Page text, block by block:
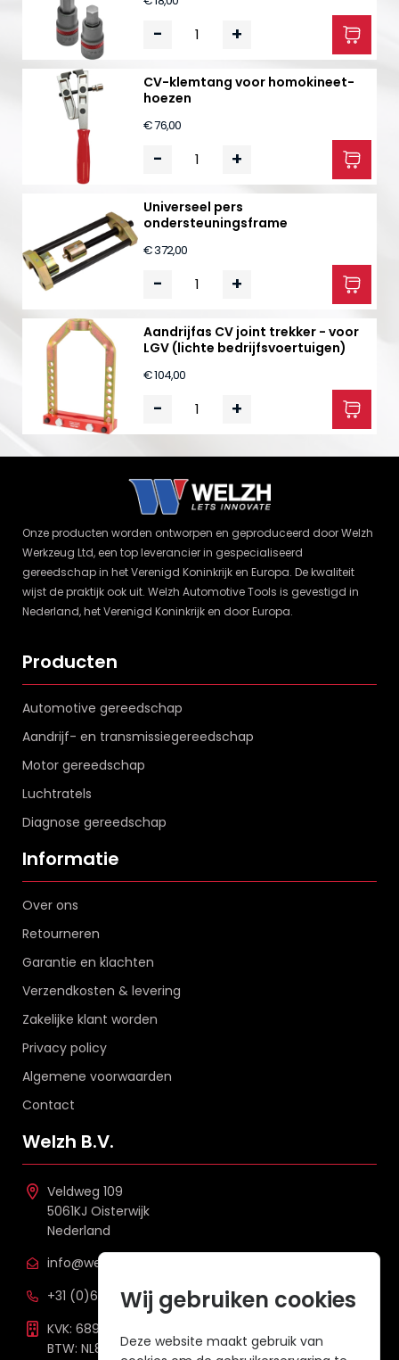
- +
CV-klemtang voor homokineet-
hoezen
€ 76,00
- +
Universeel pers
ondersteuningsframe
€ 372,00
- +
Aandrijfas CV joint trekker - voor
LGV (lichte bedrijfsvoertuigen)
€ 104,00
- +
Onze producten worden ontworpen en geproduceerd door Welzh
Werkzeug Ltd, een top leverancier in gespecialiseerd
gereedschap in het Verenigd Koninkrijk en Europa. De kwaliteit
wijst de praktijk ook uit. Welzh Automotive Tools is gevestigd in
Nederland, het Verenigd Koninkrijk en door Europa.
Producten
Automotive gereedschap
Aandrijf- en transmissiegereedschap
Motor gereedschap
Luchtratels
Diagnose gereedschap
Informatie
Over ons
Retourneren
Garantie en klachten
Verzendkosten & levering
Zakelijke klant worden
Privacy policy
Algemene voorwaarden
Contact
Welzh B.V.
Veldweg 109
5061KJ Oisterwijk
Nederland
info@welzh.nl
+31 (0)6 26 51 83 20
KVK: 68977387
BTW: NL857672988B01
Wij gebruiken cookies
Deze website maakt gebruik van